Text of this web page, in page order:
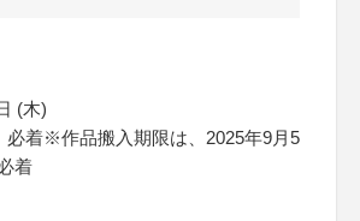
(木)
必着※作品搬入期限は、2025年9月5
着